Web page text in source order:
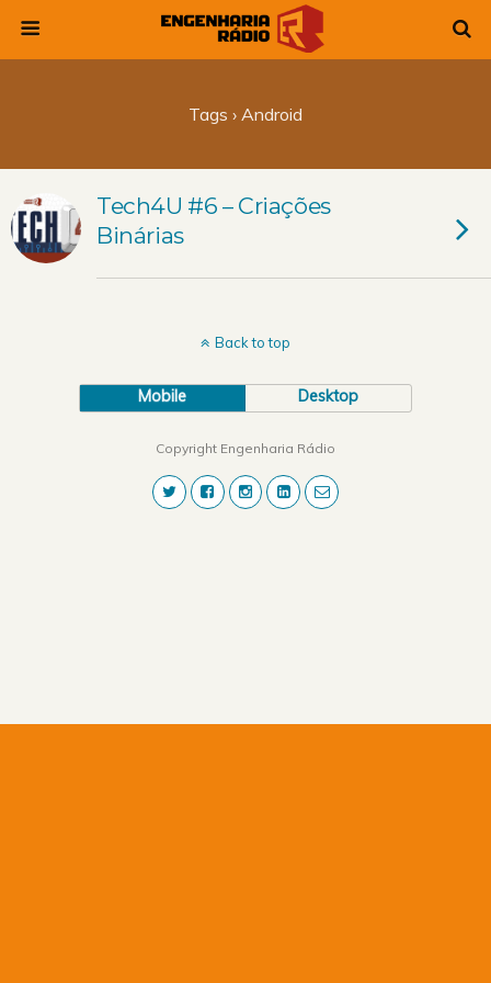
Tags › Android
Tech4U #6 – Criações
Binárias
Back to top
Mobile Desktop
Copyright Engenharia Rádio